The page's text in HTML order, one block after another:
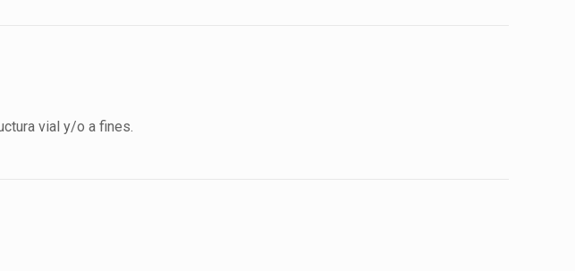
vial y/o a fines.